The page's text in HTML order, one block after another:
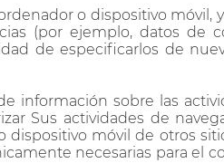
o dispositivo móvil,
(por ejemplo, datos de
de especificarlos de
información sobre las
Sus actividades de
móvil de otros
necesarias para el